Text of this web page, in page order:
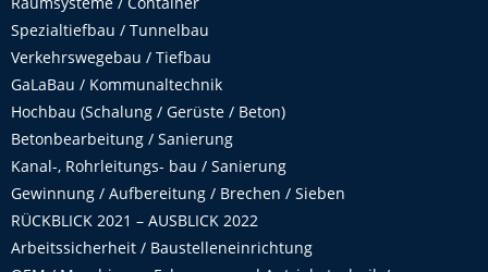
Spezialtiefbau / Tunnelbau
Verkehrswegebau / Tiefbau
GaLaBau / Kommunaltechnik
Hochbau (Schalung / Gerüste / Beton)
Betonbearbeitung / Sanierung
Kanal-, Rohrleitungs- bau / Sanierung
Gewinnung / Aufbereitung / Brechen / Sieben
RÜCKBLICK 2021 – AUSBLICK 2022
Arbeitssicherheit / Baustelleneinrichtung